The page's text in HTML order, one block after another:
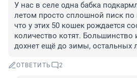
У нас в селе одна бабка
летом просто сплошной писк по
что у этих 50 кошек рождается
количество котят. Большинство
дохнет ещё до зимы, остальных
ОТВЕТИТЬ 2